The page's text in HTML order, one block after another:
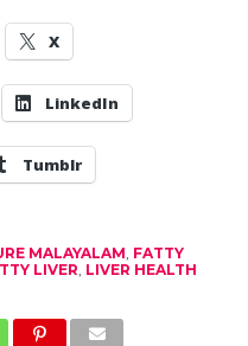
X
LinkedIn
Tumblr
MALAYALAM FATTY
LIVER LIVER HEALTH